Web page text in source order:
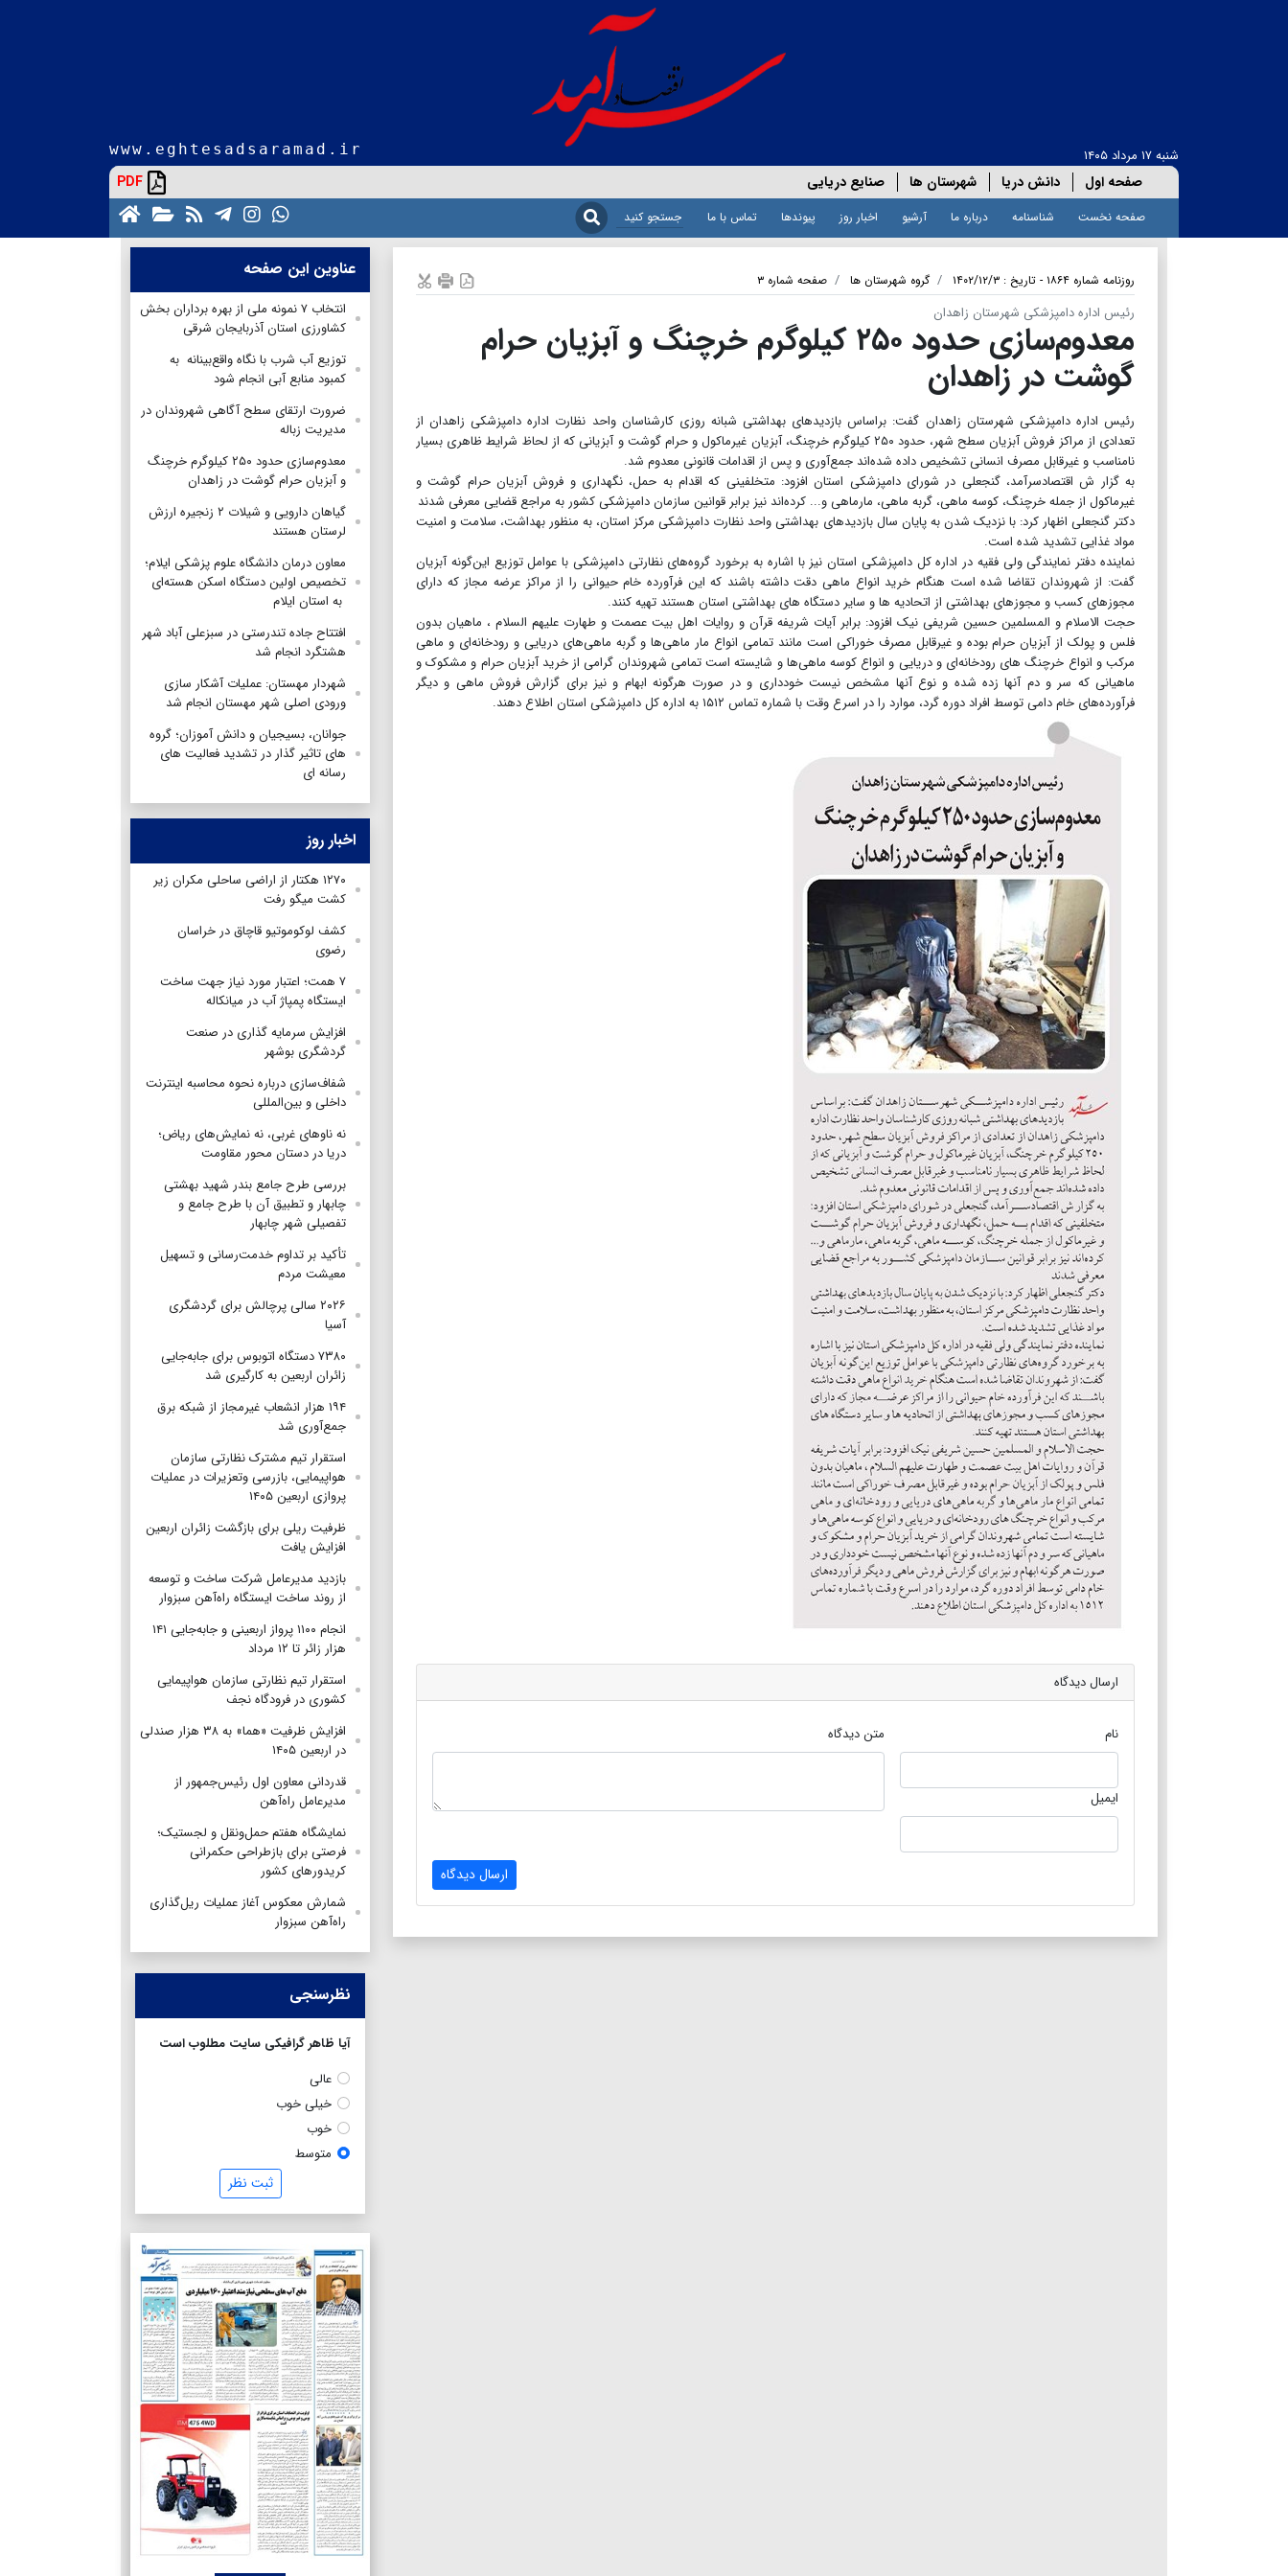
شنبه ۱۷ مرداد ۱۴۰۵ www.eghtesadsaramad.ir
صفحه اول دانش دریا شهرستان ها صنایع دریایی PDF
صفحه نخست شناسنامه درباره ما آرشیو اخبار روز پیوندها تماس با ما
روزنامه شماره ۱۸۶۴ - تاریخ : ۱۴۰۲/۱۲/۳ گروه شهرستان ها صفحه شماره ۳
رئیس اداره دامپزشکی شهرستان زاهدان
معدوم‌سازی حدود ۲۵۰ کیلوگرم خرچنگ و آبزیان حرام
گوشت در زاهدان
رئیس اداره دامپزشکی شهرستان زاهدان گفت: براساس بازدیدهای بهداشتی شبانه روزی کارشناسان‌ واحد نظارت اداره‌ دامپزشکی زاهدان از
تعدادی از مراکز فروش آبزیان سطح شهر، حدود ۲۵۰ کیلوگرم خرچنگ، آبزیان غیرماکول و حرام گوشت‌ و آبزیانی که از لحاظ شرایط ظاهری بسیار
نامناسب و غیرقابل مصرف انسانی تشخیص داده‌ شده‌اند جمع‌آوری و پس از اقدامات قانونی معدوم شد.
به گزار ش اقتصادسرآمد، گنجعلی در شورای دامپزشکی استان افزود: متخلفینی که اقدام به حمل، نگهداری و فروش آبزیان حرام گوشت و
غیرماکول از جمله خرچنگ، کوسه ماهی، گربه ماهی، مارماهی و... کرده‌اند نیز برابر قوانین سازمان دامپزشکی کشور به مراجع قضایی معرفی شدند
دکتر گنجعلی اظهار کرد: با نزدیک شدن به پایان سال بازدیدهای بهداشتی واحد نظارت دامپزشکی مرکز استان، به منظور بهداشت، سلامت و امنیت
مواد غذایی تشدید شده است.
نماینده دفتر نمایندگی ولی فقیه در اداره کل دامپزشکی استان نیز با اشاره به برخورد گروه‌های نظارتی دامپزشکی با عوامل توزیع این‌گونه آبزیان
گفت: از شهروندان تقاضا شده است هنگام خرید انواع ماهی دقت داشته باشند که این فرآورده خام حیوانی را از مراکز عرضه مجاز که دارای
مجوزهای کسب و مجوزهای بهداشتی از اتحادیه ها و سایر دستگاه های بهداشتی استان هستند تهیه کنند.
حجت الاسلام و المسلمین حسین شریفی نیک افزود: برابر آیات شریفه قرآن و روایات اهل بیت عصمت و طهارت علیهم السلام ، ماهیان بدون
فلس و پولک از آبزیان حرام بوده و غیرقابل مصرف خوراکی است مانند تمامی انواع مار ماهی‌ها و گربه ماهی‌های دریایی و رودخانه‌ای و ماهی
مرکب و انواع خرچنگ های رودخانه‌ای و دریایی و انواع کوسه ماهی‌ها و شایسته است تمامی شهروندان گرامی از خرید آبزیان حرام و مشکوک و
ماهیانی که سر و دم آنها زده شده و نوع آنها مشخص نیست خودداری و در صورت هرگونه ابهام و نیز برای گزارش فروش ماهی و دیگر
فرآورده‌های خام دامی توسط افراد دوره گرد، موارد را در اسرع وقت با شماره تماس ۱۵۱۲ به اداره کل دامپزشکی استان اطلاع دهند.
ارسال دیدگاه
نام
ایمیل
متن دیدگاه
ارسال دیدگاه
عناوین این صفحه
انتخاب ۷ نمونه ملی از بهره برداران بخش
کشاورزی استان آذربایجان شرقی
توزیع آب شرب با نگاه واقع‌بینانه به
کمبود منابع آبی انجام شود
ضرورت ارتقای سطح آگاهی شهروندان در
مدیریت زباله
معدوم‌سازی حدود ۲۵۰ کیلوگرم خرچنگ
و آبزیان حرام گوشت در زاهدان
گیاهان دارویی و شیلات ۲ زنجیره ارزش
لرستان هستند
معاون درمان دانشگاه علوم پزشکی ایلام؛
تخصیص اولین دستگاه اسکن هسته‌ای
به استان ایلام
افتتاح جاده تندرستی در سبزعلی آباد شهر
هشتگرد انجام شد
شهردار مهستان: عملیات آشکار سازی
ورودی اصلی شهر مهستان انجام شد
جوانان، بسیجیان و دانش آموزان؛ گروه
های تاثیر گذار در تشدید فعالیت های
رسانه ای
اخبار روز
۱۲۷۰ هکتار از اراضی ساحلی مکران زیر
کشت میگو رفت
کشف لوکوموتیو قاچاق در خراسان
رضوی
۷ همت؛ اعتبار مورد نیاز جهت ساخت
ایستگاه پمپاژ آب در میانکاله
افزایش سرمایه گذاری در صنعت
گردشگری بوشهر
شفاف‌سازی درباره نحوه محاسبه اینترنت
داخلی و بین‌المللی
نه ناوهای غربی، نه نمایش‌های ریاض؛
دریا در دستان محور مقاومت
بررسی طرح جامع بندر شهید بهشتی
چابهار و تطبیق آن با طرح جامع و
تفصیلی شهر چابهار
تأکید بر تداوم خدمت‌رسانی و تسهیل
معیشت مردم
۲۰۲۶ سالی پرچالش برای گردشگری
آسیا
۷۳۸۰ دستگاه اتوبوس برای جابه‌جایی
زائران اربعین به‌ کارگیری شد
۱۹۴ هزار انشعاب غیرمجاز از شبکه برق
جمع‌آوری شد
استقرار تیم مشترک نظارتی سازمان
هواپیمایی، بازرسی وتعزیرات در عملیات
پروازی اربعین ۱۴۰۵
ظرفیت ریلی برای بازگشت زائران اربعین
افزایش یافت
بازدید مدیرعامل شرکت ساخت و توسعه
از روند ساخت ایستگاه راه‌آهن سبزوار
انجام ۱۱۰۰ پرواز اربعینی و جابه‌جایی ۱۴۱
هزار زائر تا ۱۲ مرداد
استقرار تیم‌ نظارتی سازمان هواپیمایی
کشوری در فرودگاه نجف
افزایش ظرفیت «هما» به ۳۸ هزار صندلی
در اربعین ۱۴۰۵
قدردانی معاون اول رئیس‌جمهور از
مدیرعامل راه‌آهن
نمایشگاه هفتم حمل‌ونقل و لجستیک؛
فرصتی برای بازطراحی حکمرانی
کریدورهای کشور
شمارش معکوس آغاز عملیات ریل‌گذاری
راه‌آهن سبزوار
نظرسنجی
آیا ظاهر گرافیکی سایت مطلوب است
عالی
خیلی خوب
خوب
متوسط
ثبت نظر